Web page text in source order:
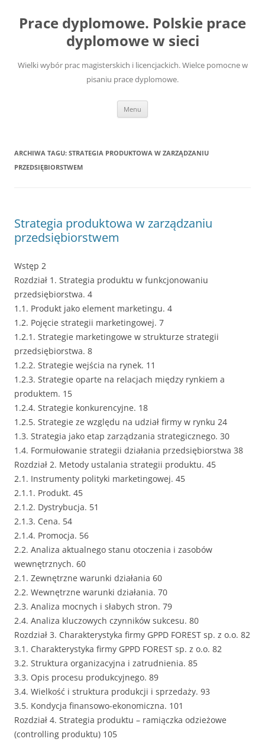
treści
Prace dyplomowe. Polskie prace
dyplomowe w sieci
Wielki wybór prac magisterskich i licencjackich. Wielce pomocne w
pisaniu prace dyplomowe.
Menu
ARCHIWA TAGU: STRATEGIA PRODUKTOWA W ZARZĄDZANIU
PRZEDSIĘBIORSTWEM
Strategia produktowa w zarządzaniu
przedsiębiorstwem
Wstęp 2
Rozdział 1. Strategia produktu w funkcjonowaniu
przedsiębiorstwa. 4
1.1. Produkt jako element marketingu. 4
1.2. Pojęcie strategii marketingowej. 7
1.2.1. Strategie marketingowe w strukturze strategii
przedsiębiorstwa. 8
1.2.2. Strategie wejścia na rynek. 11
1.2.3. Strategie oparte na relacjach między rynkiem a
produktem. 15
1.2.4. Strategie konkurencyjne. 18
1.2.5. Strategie ze względu na udział firmy w rynku 24
1.3. Strategia jako etap zarządzania strategicznego. 30
1.4. Formułowanie strategii działania przedsiębiorstwa 38
Rozdział 2. Metody ustalania strategii produktu. 45
2.1. Instrumenty polityki marketingowej. 45
2.1.1. Produkt. 45
2.1.2. Dystrybucja. 51
2.1.3. Cena. 54
2.1.4. Promocja. 56
2.2. Analiza aktualnego stanu otoczenia i zasobów
wewnętrznych. 60
2.1. Zewnętrzne warunki działania 60
2.2. Wewnętrzne warunki działania. 70
2.3. Analiza mocnych i słabych stron. 79
2.4. Analiza kluczowych czynników sukcesu. 80
Rozdział 3. Charakterystyka firmy GPPD FOREST sp. z o.o. 82
3.1. Charakterystyka firmy GPPD FOREST sp. z o.o. 82
3.2. Struktura organizacyjna i zatrudnienia. 85
3.3. Opis procesu produkcyjnego. 89
3.4. Wielkość i struktura produkcji i sprzedaży. 93
3.5. Kondycja finansowo-ekonomiczna. 101
Rozdział 4. Strategia produktu – ramiączka odzieżowe
(controlling produktu) 105